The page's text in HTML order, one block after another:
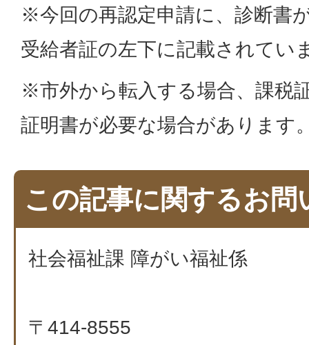
※今回の再認定申請に、診断書
受給者証の左下に記載されてい
※市外から転入する場合、課税
証明書が必要な場合があります
この記事に関するお問
社会福祉課 障がい福祉係
〒414-8555